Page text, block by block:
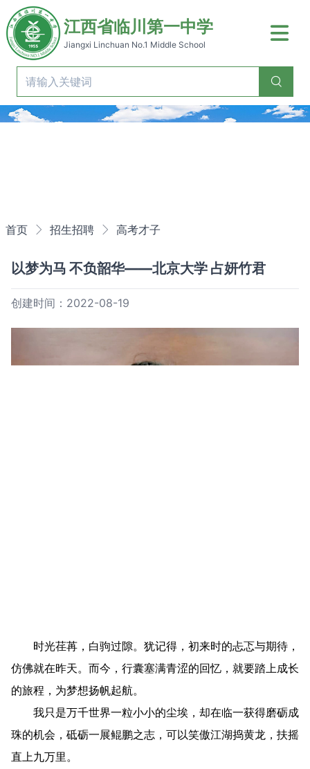
江西省临川第一中学
Jiangxi Linchuan No.1 Middle School
首页 招生招聘 高考才子
以梦为马 不负韶华——北京大学 占妍竹君
创建时间：2022-08-19
时光荏苒，白驹过隙。犹记得，初来时的忐忑与期待，
仿佛就在昨天。而今，行囊塞满青涩的回忆，就要踏上成长
的旅程，为梦想扬帆起航。
我只是万千世界一粒小小的尘埃，却在临一获得磨砺成
珠的机会，砥砺一展鲲鹏之志，可以笑傲江湖捣黄龙，扶摇
直上九万里。